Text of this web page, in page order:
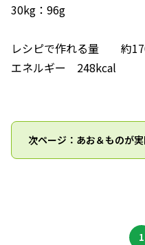
30kg：96g
レシピで作れる量 約
エネルギー 248kcal
次ページ：あお＆ものが
1